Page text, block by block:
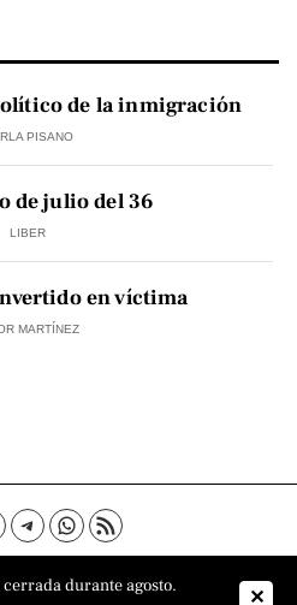
de la inmigración
PISANO
de julio del 36
LIBER
en víctima
MARTÍNEZ
Política de privacidad
Sobre nosotros
durante agosto.
✕